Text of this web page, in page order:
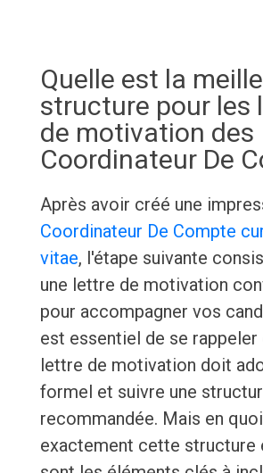
Quelle est la
structure pour les
de motivation des
Coordinateur De
Après avoir créé une
Coordinateur De Compte
vitae, l'étape suivante
une lettre de motivation
pour accompagner vos
est essentiel de se
lettre de motivation doit
formel et suivre une
recommandée. Mais en
exactement cette structure